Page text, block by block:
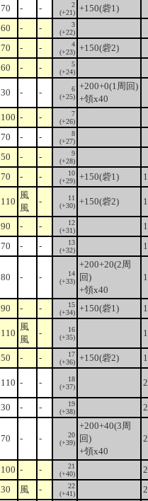
70 - -
2
(+21) +150(砦1)
60 - -
3
(+22)
70 - -
4
(+23) +150(砦2)
60 - -
5
(+24)
30 - -
6
(+25)
+200+0(1周回)
+領x40
100 - -
7
(+26)
70 - -
8
(+27)
50 - -
9
(+28)
70 - -
10
(+29) +150(砦1)
110
風
風
-
11
(+30) +150(砦2)
90 - -
12
(+31)
70 - -
13
(+32)
80 - -
14
(+33)
+200+20(2周
回)
+領x40
90 - -
15
(+34) +150(砦1)
110
風
風
-
16
(+35)
50 - -
17
(+36) +150(砦2)
110 - -
18
(+37)
30 - -
19
(+38)
70 - -
20
(+39)
+200+40(3周
回)
+領x40
100 - -
21
(+40)
30 風 -
22
(+41)